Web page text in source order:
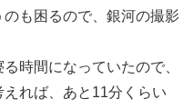
も困るので、銀河の撮影
時間になっていたので、
れば、あと11分くらい